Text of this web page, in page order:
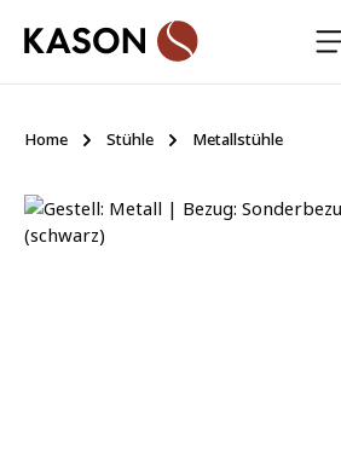
Zum Hauptinhalt springen
Home Stühle Metallstühle
Bildergalerie überspringen